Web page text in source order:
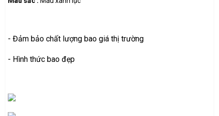
- Đảm bảo chất lượng bao giá thị trường
- Hình thức bao đẹp